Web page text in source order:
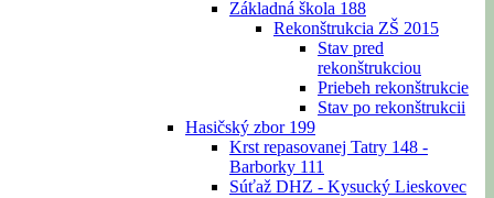
Základná škola 188
Rekonštrukcia ZŠ 2015
Stav pred
rekonštrukciou
Priebeh rekonštrukcie
Stav po rekonštrukcii
Hasičský zbor 199
Krst repasovanej Tatry 148 -
Barborky 111
Súťaž DHZ - Kysucký Lieskovec